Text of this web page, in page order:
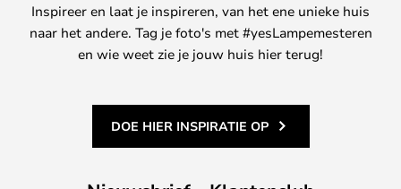
Inspireer en laat je inspireren, van het ene unieke huis
naar het andere. Tag je foto's met #yesLampemesteren
en wie weet zie je jouw huis hier terug!
DOE HIER INSPIRATIE OP